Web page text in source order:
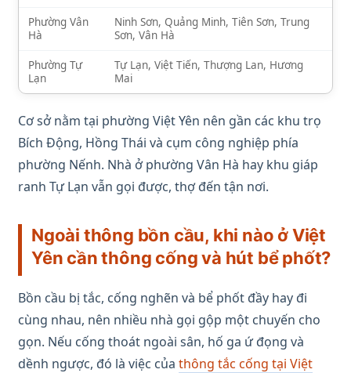
Phường Vân
Hà
Ninh Sơn, Quảng Minh, Tiên Sơn, Trung
Sơn, Vân Hà
Phường Tự
Lạn
Tự Lạn, Việt Tiến, Thượng Lan, Hương
Mai
Cơ sở nằm tại phường Việt Yên nên gần các khu trọ
Bích Động, Hồng Thái và cụm công nghiệp phía
phường Nếnh. Nhà ở phường Vân Hà hay khu giáp
ranh Tự Lạn vẫn gọi được, thợ đến tận nơi.
Ngoài thông bồn cầu, khi nào ở Việt
Yên cần thông cống và hút bể phốt?
Bồn cầu bị tắc, cống nghẽn và bể phốt đầy hay đi
cùng nhau, nên nhiều nhà gọi gộp một chuyến cho
gọn. Nếu cống thoát ngoài sân, hố ga ứ đọng và
dềnh ngược, đó là việc của thông tắc cống tại Việt